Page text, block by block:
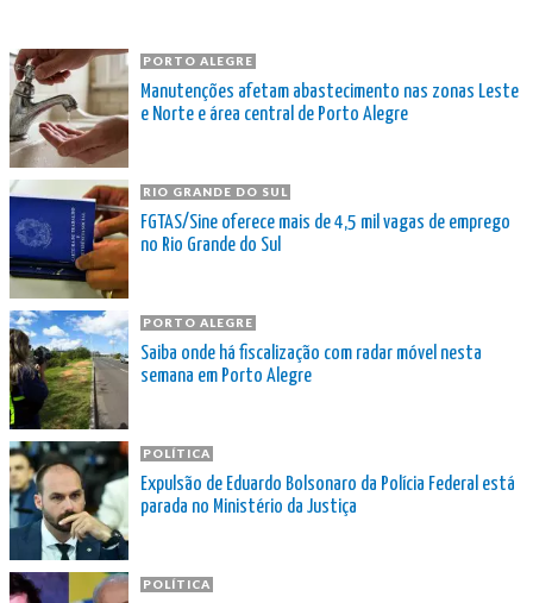
PORTO ALEGRE
Manutenções afetam abastecimento nas zonas Leste
e Norte e área central de Porto Alegre
RIO GRANDE DO SUL
FGTAS/Sine oferece mais de 4,5 mil vagas de emprego
no Rio Grande do Sul
PORTO ALEGRE
Saiba onde há fiscalização com radar móvel nesta
semana em Porto Alegre
POLÍTICA
Expulsão de Eduardo Bolsonaro da Polícia Federal está
parada no Ministério da Justiça
POLÍTICA